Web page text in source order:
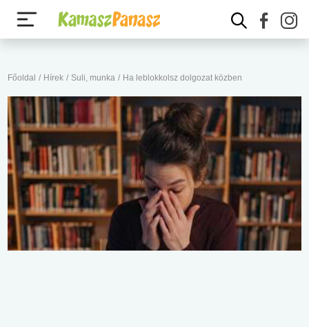
Főoldal / Hírek / Suli, munka / Ha leblokkolsz dolgozat közben